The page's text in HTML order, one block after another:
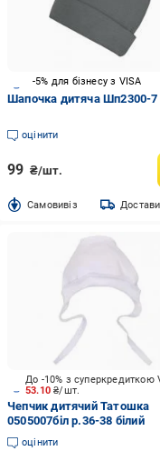
-5% для бізнесу з VISA
Шапочка дитяча Шп2300-7
оцінити
99 ₴/шт.
Cамовивіз
53.10₴/шт.
Чепчик дитячий Татошка
0505007біл р.36-38 білий
оцінити